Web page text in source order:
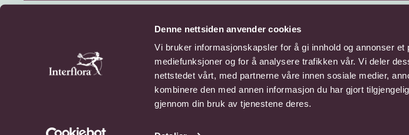
Denne nettsiden anvender cookies
Vi bruker informasjonskapsler for å gi innhold og annonser
mediefunksjoner og for å analysere trafikken vår. Vi deler
nettstedet vårt, med partnerne våre innen sosiale medier,
kombinere den med annen informasjon du har gjort
gjennom din bruk av tjenestene deres.
PersonvernCookies